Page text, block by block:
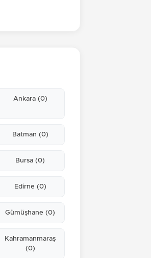
Ankara (0)
Batman (0)
Bursa(0)
Edirne (0)
Gümüşhane(0)
Kahramanmaraş
(0)